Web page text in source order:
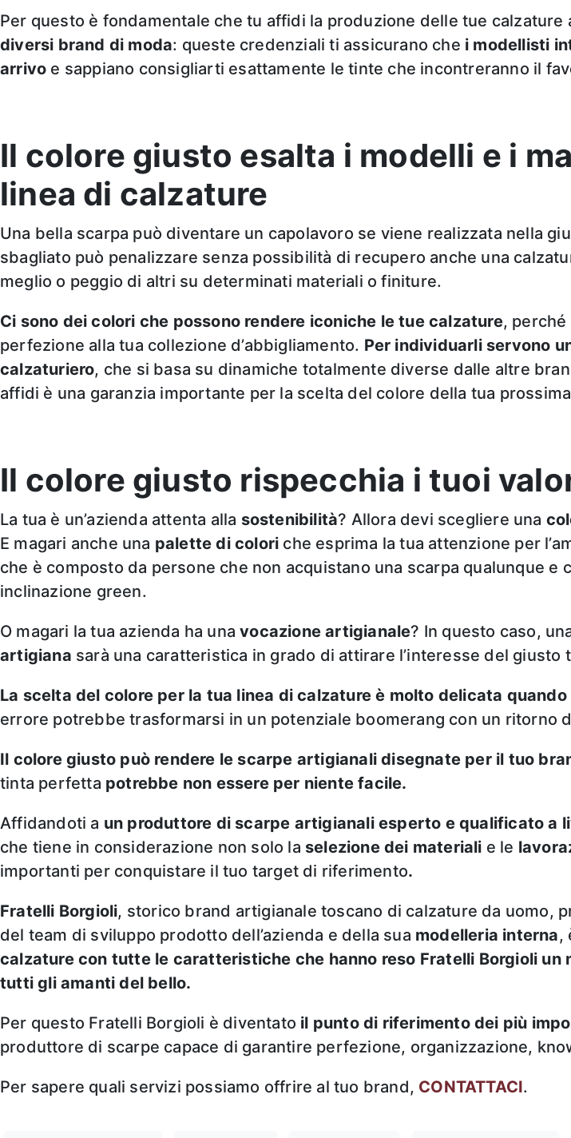
Per questo è fondamentale che tu affidi la produzione delle tue calzature
diversi brand di moda: queste credenziali ti assicurano che i modellisti
arrivo e sappiano consigliarti esattamente le tinte che incontreranno il
Il colore giusto esalta i modelli e i
linea di calzature
Una bella scarpa può diventare un capolavoro se viene realizzata nella
sbagliato può penalizzare senza possibilità di recupero anche una
meglio o peggio di altri su determinati materiali o finiture.
Ci sono dei colori che possono rendere iconiche le tue calzature, perché
perfezione alla tua collezione d’abbigliamento. Per individuarli servono
calzaturiero, che si basa su dinamiche totalmente diverse dalle altre
affidi è una garanzia importante per la scelta del colore della tua
Il colore giusto rispecchia i tuoi
La tua è un’azienda attenta alla sostenibilità? Allora devi scegliere una
E magari anche una palette di colori che esprima la tua attenzione per
che è composto da persone che non acquistano una scarpa qualunque
inclinazione green.
O magari la tua azienda ha unavocazione artigianale? In questo caso,
artigiana sarà una caratteristica in grado di attirare l’interesse del giusto
La scelta del colore per la tua linea di calzature è molto delicata
errore potrebbe trasformarsi in un potenziale boomerang con un ritorno
Il colore giusto può rendere le scarpe artigianali disegnate per il tuo
tinta perfetta potrebbe non essere per niente facile.
Affidandoti a un produttore di scarpe artigianali esperto e qualificato a
che tiene in considerazione non solo la selezione dei materiali e le
importanti per conquistare il tuo target di riferimento.
Fratelli Borgioli, storico brand artigianale toscano di calzature da uomo,
del team di sviluppo prodotto dell’azienda e della sua modelleria interna,
calzature con tutte le caratteristiche che hanno reso Fratelli Borgioli
tutti gli amanti del bello.
Per questo Fratelli Borgioli è diventato il punto di riferimento dei più
produttore di scarpe capace di garantire perfezione, organizzazione,
Per sapere quali servizi possiamo offrire al tuo brand, CONTATTACI.